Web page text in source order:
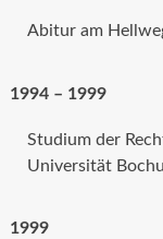
Abitur am
1994 – 1999
Studium der
Universität
1999